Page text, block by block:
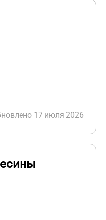
17 июля 2026